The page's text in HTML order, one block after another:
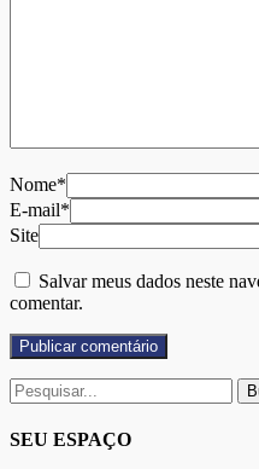
Nome*
E-mail*
Site
Salvar meus dados neste
comentar.
Buscar
por:
SEU ESPAÇO